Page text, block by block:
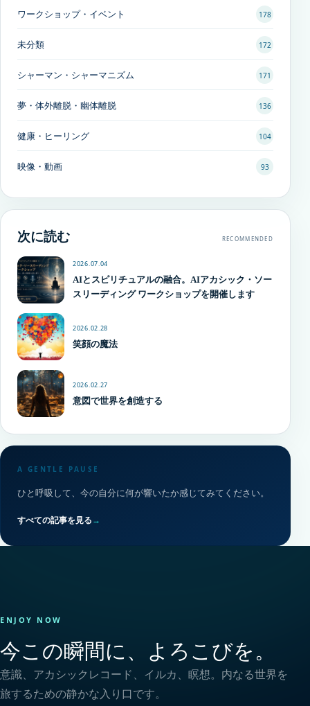
ワークショップ・イベント 178
未分類 172
シャーマン・シャーマニズム 171
夢・体外離脱・幽体離脱 136
健康・ヒーリング 104
映像・動画 93
次に読む RECOMMENDED
2026.07.04
AIとスピリチュアルの融合。AIアカシック・ソー
スリーディング ワークショップを開催します
2026.02.28
笑顔の魔法
2026.02.27
意図で世界を創造する
A GENTLE PAUSE
ひと呼吸して、今の自分に何が響いたか感じてみてください。
すべての記事を見る→
ENJOY NOW
今この瞬間に、よろこびを。
意識、アカシックレコード、イルカ、瞑想。内なる世界を
旅するための静かな入り口です。